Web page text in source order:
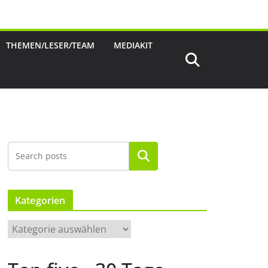
THEMEN/LESER/TEAM MEDIAKIT
Suchen
Kategorien
a